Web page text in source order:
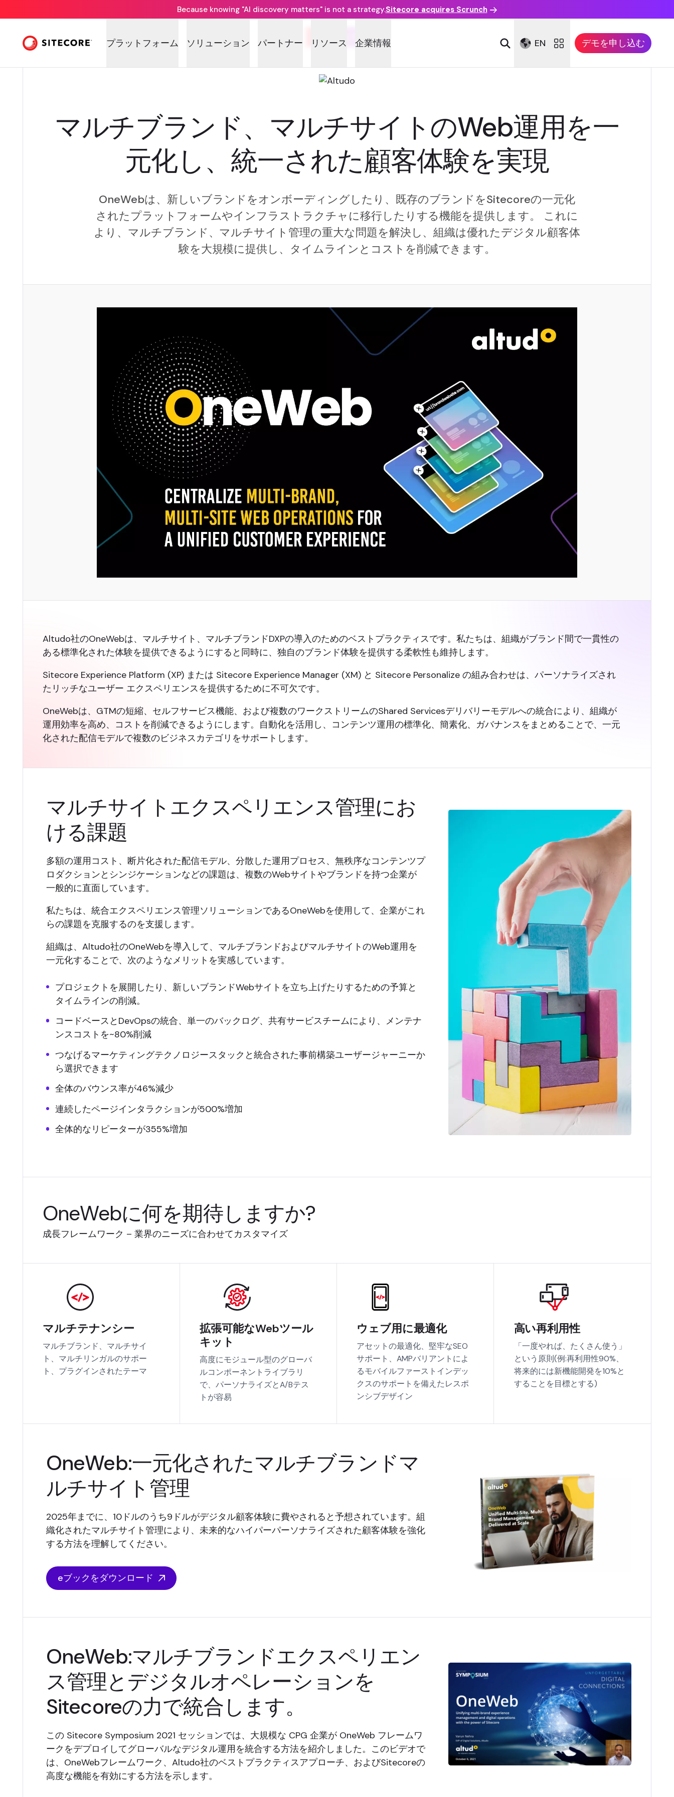
Because knowing "AI discovery matters" is not a strategy.Sitecore acquires Scrunch
プラットフォーム ソリューション パートナー リソース 企業情報 EN デモを申し込む
マルチブランド、マルチサイトのWeb運用を一
元化し、統一された顧客体験を実現
OneWebは、新しいブランドをオンボーディングしたり、既存のブランドをSitecoreの一元化
されたプラットフォームやインフラストラクチャに移行したりする機能を提供します。 これに
より、マルチブランド、マルチサイト管理の重大な問題を解決し、組織は優れたデジタル顧客体
験を大規模に提供し、タイムラインとコストを削減できます。
Altudo社のOneWebは、マルチサイト、マルチブランドDXPの導入のためのベストプラクティスです。私たちは、組織がブランド間で一貫性の
ある標準化された体験を提供できるようにすると同時に、独自のブランド体験を提供する柔軟性も維持します。
Sitecore Experience Platform (XP) または Sitecore Experience Manager (XM) と Sitecore Personalize の組み合わせは、パーソナライズされ
たリッチなユーザー エクスペリエンスを提供するために不可欠です。
OneWebは、GTMの短縮、セルフサービス機能、および複数のワークストリームのShared Servicesデリバリーモデルへの統合により、組織が
運用効率を高め、コストを削減できるようにします。自動化を活用し、コンテンツ運用の標準化、簡素化、ガバナンスをまとめることで、一元
化された配信モデルで複数のビジネスカテゴリをサポートします。
マルチサイトエクスペリエンス管理にお
ける課題
多額の運用コスト、断片化された配信モデル、分散した運用プロセス、無秩序なコンテンツプ
ロダクションとシンジケーションなどの課題は、複数のWebサイトやブランドを持つ企業が
一般的に直面しています。
私たちは、統合エクスペリエンス管理ソリューションであるOneWebを使用して、企業がこれ
らの課題を克服するのを支援します。
組織は、Altudo社のOneWebを導入して、マルチブランドおよびマルチサイトのWeb運用を
一元化することで、次のようなメリットを実感しています。
プロジェクトを展開したり、新しいブランドWebサイトを立ち上げたりするための予算と
タイムラインの削減。
コードベースとDevOpsの統合、単一のバックログ、共有サービスチームにより、メンテナ
ンスコストを~80%削減
つなげるマーケティングテクノロジースタックと統合された事前構築ユーザージャーニーか
ら選択できます
全体のバウンス率が46%減少
連続したページインタラクションが500%増加
全体的なリピーターが355%増加
OneWebに何を期待しますか?
成長フレームワーク – 業界のニーズに合わせてカスタマイズ
マルチテナンシー
マルチブランド、マルチサイ
ト、マルチリンガルのサポー
ト、プラグインされたテーマ
拡張可能なWebツール
キット
高度にモジュール型のグローバ
ルコンポーネントライブラリ
で、パーソナライズとA/Bテス
トが容易
ウェブ用に最適化
アセットの最適化、堅牢なSEO
サポート、AMPバリアントによ
るモバイルファーストインデッ
クスのサポートを備えたレスポ
ンシブデザイン
高い再利用性
「一度やれば、たくさん使う」
という原則(例:再利用性90%、
将来的には新機能開発を10%と
することを目標とする)
OneWeb:一元化されたマルチブランドマ
ルチサイト管理
2025年までに、10ドルのうち9ドルがデジタル顧客体験に費やされると予想されています。組
織化されたマルチサイト管理により、未来的なハイパーパーソナライズされた顧客体験を強化
する方法を理解してください。
eブックをダウンロード
OneWeb:マルチブランドエクスペリエン
ス管理とデジタルオペレーションを
Sitecoreの力で統合します。
この Sitecore Symposium 2021 セッションでは、大規模な CPG 企業が OneWeb フレームワ
ークをデプロイしてグローバルなデジタル運用を統合する方法を紹介しました。このビデオで
は、OneWebフレームワーク、Altudo社のベストプラクティスアプローチ、およびSitecoreの
高度な機能を有効にする方法を示します。